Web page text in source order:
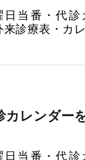
当番・代診
来診療表・カ
レンダー
当番・代診